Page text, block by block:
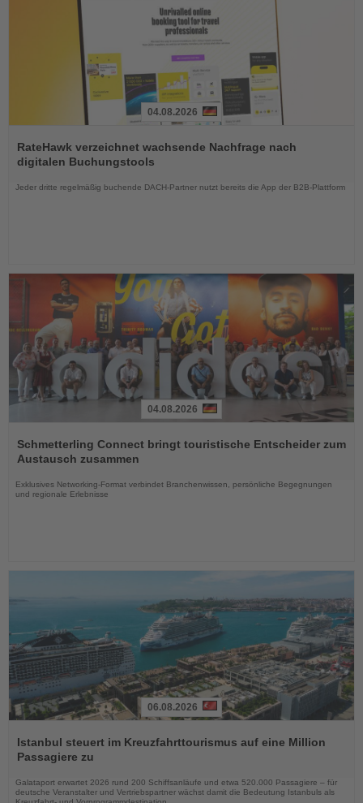
Sie
die
Nachrichten
04.08.2026
RateHawk verzeichnet wachsende Nachfrage nach
digitalen Buchungstools
Jeder dritte regelmäßig buchende DACH-Partner nutzt bereits die App der B2B-Plattform
Sie
die
04.08.2026
Schmetterling Connect bringt touristische Entscheider zum
Austausch zusammen
Exklusives Networking-Format verbindet Branchenwissen, persönliche Begegnungen
und regionale Erlebnisse
Sie
die
Nachrichten
06.08.2026
Istanbul steuert im Kreuzfahrttourismus auf eine Million
Passagiere zu
Galataport erwartet 2026 rund 200 Schiffsanläufe und etwa 520.000 Passagiere – für
deutsche Veranstalter und Vertriebspartner wächst damit die Bedeutung Istanbuls als